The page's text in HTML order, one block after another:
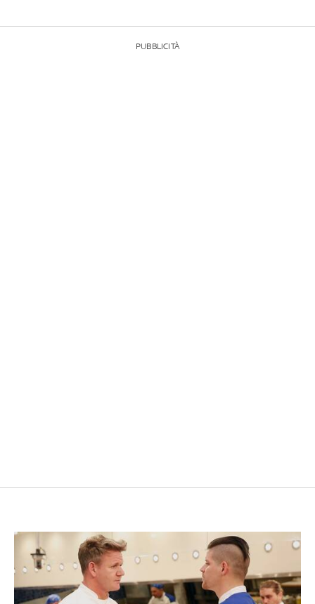
PUBBLICITÀ